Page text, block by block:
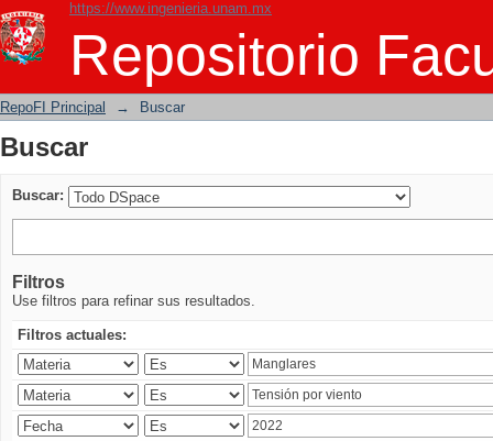
https://www.ingenieria.unam.mx
Repositorio
Buscar
RepoFI Principal → Buscar
Buscar
Buscar:
Filtros
Use filtros para refinar sus resultados.
Filtros actuales: